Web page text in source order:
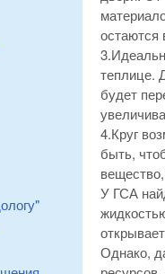
остаются
теплице.
будет
4.Круг
быть,
У ГСА
Однако,